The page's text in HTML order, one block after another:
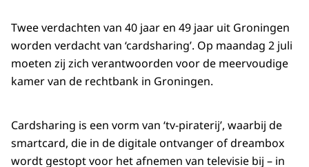
Twee verdachten van 40 jaar en 49 jaar uit Groningen
worden verdacht van ‘cardsharing’. Op maandag 2 juli
moeten zij zich verantwoorden voor de meervoudige
kamer van de rechtbank in Groningen.
Cardsharing is een vorm van ‘tv-piraterij’, waarbij de
smartcard, die in de digitale ontvanger of dreambox
wordt gestopt voor het afnemen van televisie bij – in